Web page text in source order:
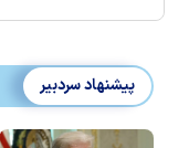
پیشنهاد سردبیر